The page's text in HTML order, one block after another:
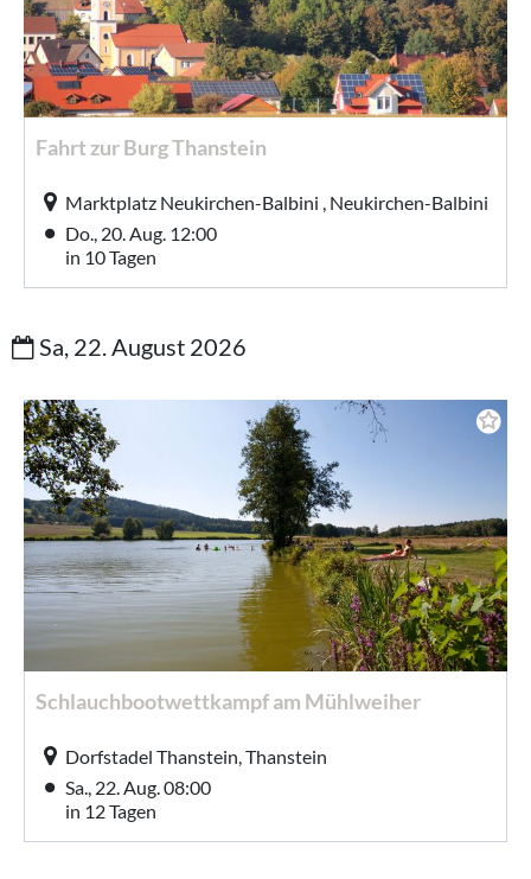
Fahrt zur Burg Thanstein
Marktplatz Neukirchen-Balbini , Neukirchen-Balbini
Do., 20. Aug. 12:00
in 10 Tagen
Sa, 22. August 2026
Schlauchbootwettkampf am Mühlweiher
Dorfstadel Thanstein, Thanstein
Sa., 22. Aug. 08:00
in 12 Tagen